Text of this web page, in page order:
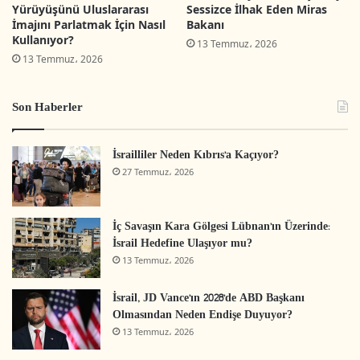
Arap toplumlarında savaşa ve aç bırakma
politikasına karşı daha geniş kitle hareketlerinin
oluşmasına kapı aralayacaktır.
Özellikle de yaklaşık 22 aydır Gazze’de
yaşananlara karşı Arap–İslam dünyasının adeta
ihanet boyutundaki sessizliğini ve acziyetini
düşündüğümüzde, Tel Aviv’deki Un Yürüyüşü
uluslararası ve yerel kamuoyunun dikkatini
çekmiş ve medya gündemine oturmuştur. Bu
gösteri, İsrail kamuoyunda savaş karşıtı duruşun
seyrinde bir dönüm noktası olup “İsrailli esirleri
kurtarma” söyleminden “savaşın bitirilmesi
gerektiği” söylemine doğru dönüşün bir
simgesidir.
Yürüyüşünü Uluslararası
İmajını Parlatmak İçin Nasıl
Kullanıyor?
13 Temmuz، 2026
Sessizce İlhak Eden Miras
Bakanı
13 Temmuz، 2026
Son Haberler
İsrailliler Neden Kıbrıs’a Kaçıyor?
27 Temmuz، 2026
İç Savaşın Kara Gölgesi Lübnan’ın Üzerinde:
İsrail Hedefine Ulaşıyor mu?
13 Temmuz، 2026
İsrail, JD Vance’ın 2028’de ABD Başkanı
Olmasından Neden Endişe Duyuyor?
13 Temmuz، 2026